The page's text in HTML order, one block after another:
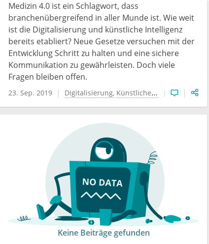
Medizin 4.0 ist ein Schlagwort, dass
branchenübergreifend in aller Munde ist. Wie weit
ist die Digitalisierung und künstliche Intelligenz
bereits etabliert? Neue Gesetze versuchen mit der
Entwicklung Schritt zu halten und eine sichere
Kommunikation zu gewährleisten. Doch viele
Fragen bleiben offen.
23. Sep. 2019 Digitalisierung Künstliche Intelligenz
Keine Beiträge gefunden